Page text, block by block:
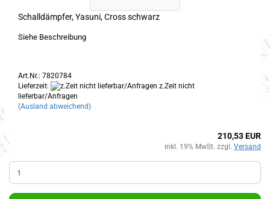
Schalldämpfer, Yasuni, Cross schwarz
Siehe Beschreibung
Art.Nr.: 7820784
Lieferzeit:
z.Zeit nicht
lieferbar/Anfragen
(Ausland abweichend)
210,53 EUR
inkl. 19% MwSt. zzgl. Versand